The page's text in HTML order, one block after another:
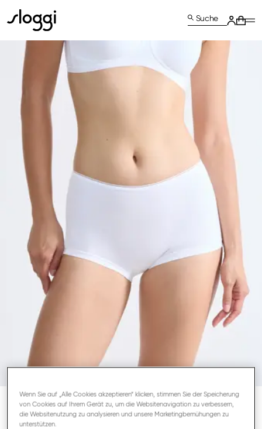
Suche
SLOGGI FEEL SENSATIONAL
Wenn Sie auf „Alle Cookies akzeptieren“ klicken, stimmen Sie der Speicherung
von Cookies auf Ihrem Gerät zu, um die Websitenavigation zu verbessern,
die Websitenutzung zu analysieren und unsere Marketingbemühungen zu
unterstützen.